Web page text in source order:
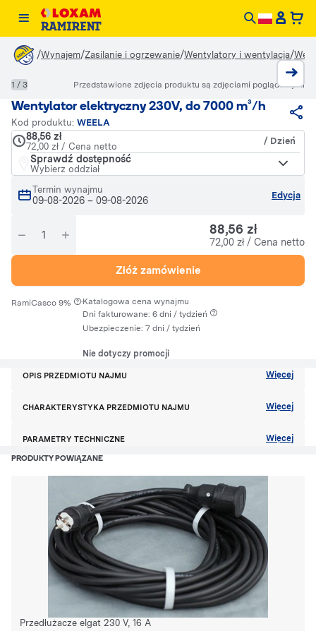
/Wynajem/Zasilanie i ogrzewanie/Wentylatory i wentylacja/
Wentylator elektryczny 230V, do 7000 m³/h
Kod produktu: WEELA
88,56 zł
72,00 zł / Cena netto
/ Dzień
Sprawdź dostępność
Wybierz oddział
Termin wynajmu
09-08-2026 – 09-08-2026 Edycja
88,56 zł
72,00 zł / Cena netto
Złóż zamówienie
RamiCasco 9% ·Katalogowa cena wynajmu
Dni fakturowane: 6 dni / tydzień
Ubezpieczenie: 7 dni / tydzień
Nie dotyczy promocji
1 / 3 Przedstawione zdjęcia produktu są zdjęciami poglądowymi
OPIS PRZEDMIOTU NAJMU Więcej
CHARAKTERYSTYKA PRZEDMIOTU NAJMU Więcej
PARAMETRY TECHNICZNE Więcej
PRODUKTY POWIĄZANE
Przedłużacze elgat 230 V, 16 A